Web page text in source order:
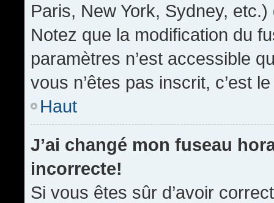
Paris, New York, Sydney,
Notez que la modification du
paramètres n’est accessible
vous n’êtes pas inscrit, c’est
Haut
J’ai changé mon fuseau
incorrecte!
Si vous êtes sûr d’avoir